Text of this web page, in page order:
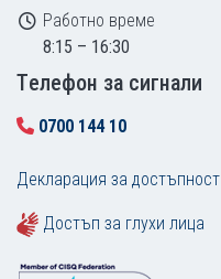
Работно време
8:15 – 16:30
Tелефон за сигнали
0700 144 10
Декларация за достъпност
Достъп за глухи лица